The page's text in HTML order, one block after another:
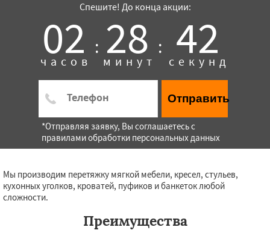
Спешите! До конца акции:
02 :
часов 28 :
минут 41
секунд
Отправить
*Отправляя заявку, Вы соглашаетесь с
правилами обработки персональных данных
Мы производим перетяжку мягкой мебели, кресел, стульев,
кухонных уголков, кроватей, пуфиков и банкеток любой
сложности.
Преимущества